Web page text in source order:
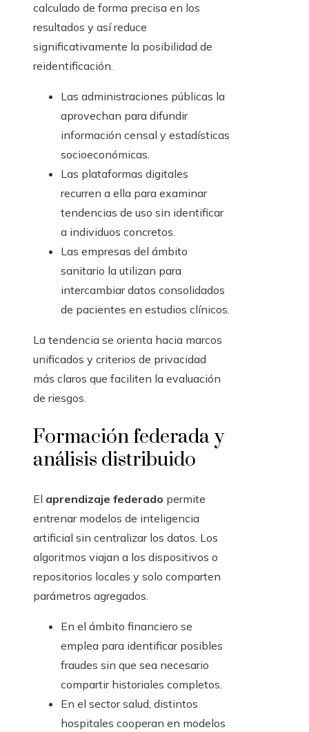
calculado de forma precisa en los
resultados y así reduce
significativamente la posibilidad de
reidentificación.
Las administraciones públicas la
aprovechan para difundir
información censal y estadísticas
socioeconómicas.
Las plataformas digitales
recurren a ella para examinar
tendencias de uso sin identificar
a individuos concretos.
Las empresas del ámbito
sanitario la utilizan para
intercambiar datos consolidados
de pacientes en estudios clínicos.
La tendencia se orienta hacia marcos
unificados y criterios de privacidad
más claros que faciliten la evaluación
de riesgos.
Formación federada y
análisis distribuido
El aprendizaje federado permite
entrenar modelos de inteligencia
artificial sin centralizar los datos. Los
algoritmos viajan a los dispositivos o
repositorios locales y solo comparten
parámetros agregados.
En el ámbito financiero se
emplea para identificar posibles
fraudes sin que sea necesario
compartir historiales completos.
En el sector salud, distintos
hospitales cooperan en modelos